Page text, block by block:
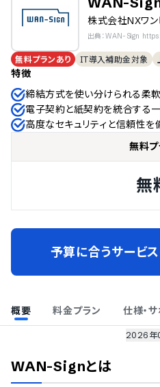
株式会社NXワン
出典：WAN-Sign
無料プランあり IT導入補助金対象
特徴
締結方式を使い分けられる柔
電子契約と紙契約を統合する
高度なセキュリティと信頼性
無料プ
無
予算に合うサービ
概要 料金プラン 仕様・
2026年
WAN-Signとは